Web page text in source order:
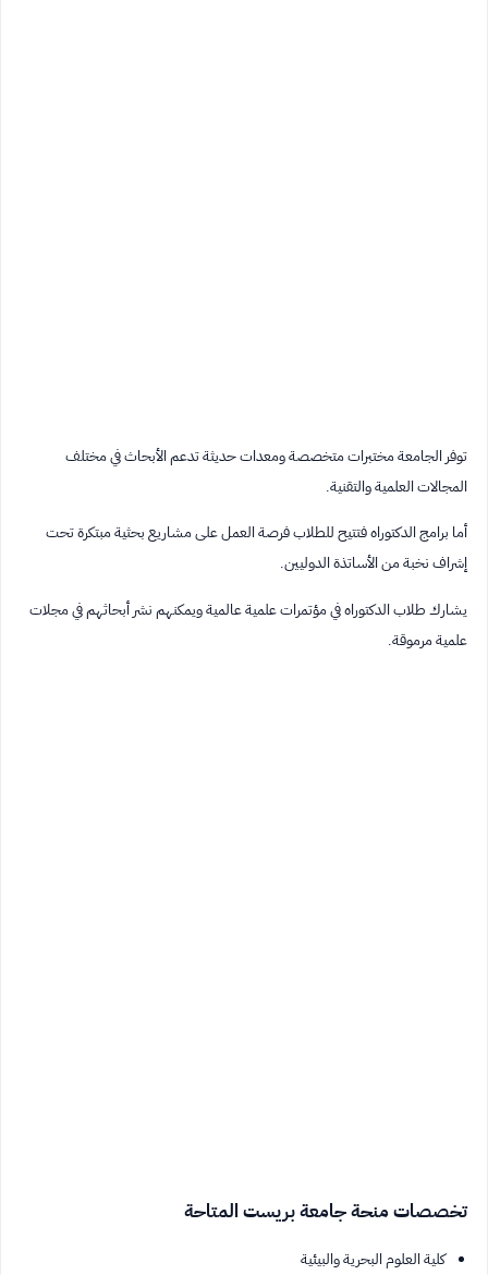
توفر الجامعة مختبرات متخصصة ومعدات حديثة تدعم الأبحاث في مختلف
المجالات العلمية والتقنية.
أما برامج الدكتوراه فتتيح للطلاب فرصة العمل على مشاريع بحثية مبتكرة تحت
إشراف نخبة من الأساتذة الدوليين.
يشارك طلاب الدكتوراه في مؤتمرات علمية عالمية ويمكنهم نشر أبحاثهم في مجلات
علمية مرموقة.
تخصصات منحة جامعة بريست المتاحة
كلية العلوم البحرية والبيئية